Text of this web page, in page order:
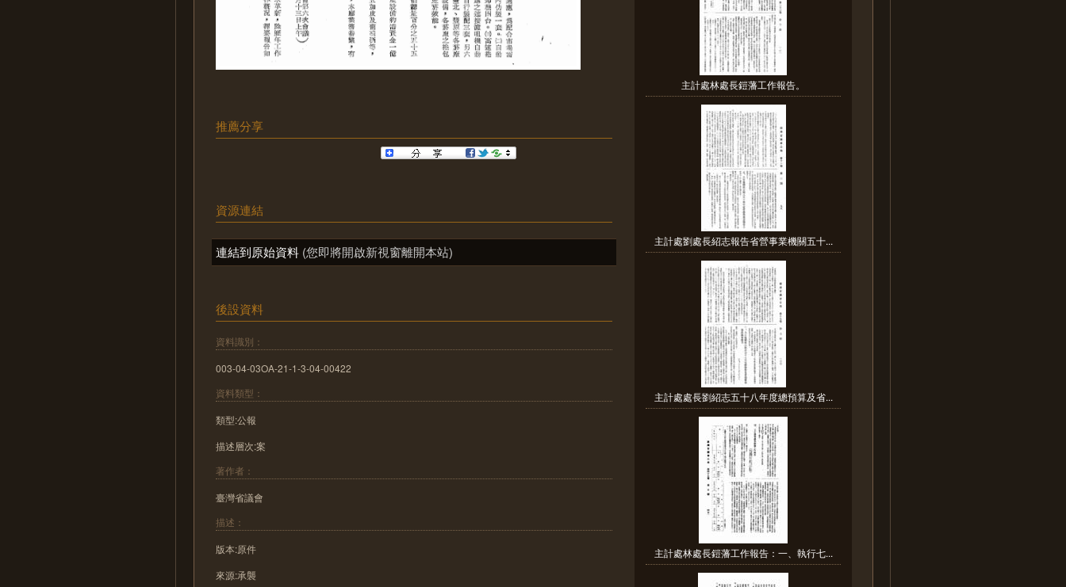
推薦分享
資源連結
連結到原始資料 (您即將開啟新視窗離開本站)
後設資料
資料識別：
003-04-03OA-21-1-3-04-00422
資料類型：
類型:公報
描述層次:案
著作者：
臺灣省議會
描述：
版本:原件
來源:承襲
主計處林處長鎧藩工作報告。
主計處劉處長紹志報告省營事業機關五十...
主計處處長劉紹志五十八年度總預算及省...
主計處林處長鎧藩工作報告：一、執行七...